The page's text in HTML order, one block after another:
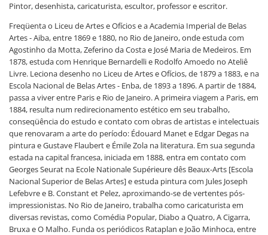
Pintor, desenhista, caricaturista, escultor, professor e escritor.
Freqüenta o Liceu de Artes e Ofícios e a Academia Imperial de Belas
Artes - Aiba, entre 1869 e 1880, no Rio de Janeiro, onde estuda com
Agostinho da Motta, Zeferino da Costa e José Maria de Medeiros. Em
1878, estuda com Henrique Bernardelli e Rodolfo Amoedo no Ateliê
Livre. Leciona desenho no Liceu de Artes e Ofícios, de 1879 a 1883, e na
Escola Nacional de Belas Artes - Enba, de 1893 a 1896. A partir de 1884,
passa a viver entre Paris e Rio de Janeiro. A primeira viagem a Paris, em
1884, resulta num redirecionamento estético em seu trabalho,
conseqüência do estudo e contato com obras de artistas e intelectuais
que renovaram a arte do período: Édouard Manet e Edgar Degas na
pintura e Gustave Flaubert e Émile Zola na literatura. Em sua segunda
estada na capital francesa, iniciada em 1888, entra em contato com
Georges Seurat na Ecole Nationale Supérieure dês Beaux-Arts [Escola
Nacional Superior de Belas Artes] e estuda pintura com Jules Joseph
Lefebvre e B. Constant et Pelez, aproximando-se de vertentes pós-
impressionistas. No Rio de Janeiro, trabalha como caricaturista em
diversas revistas, como Comédia Popular, Diabo a Quatro, A Cigarra,
Bruxa e O Malho. Funda os periódicos Rataplan e João Minhoca, entre